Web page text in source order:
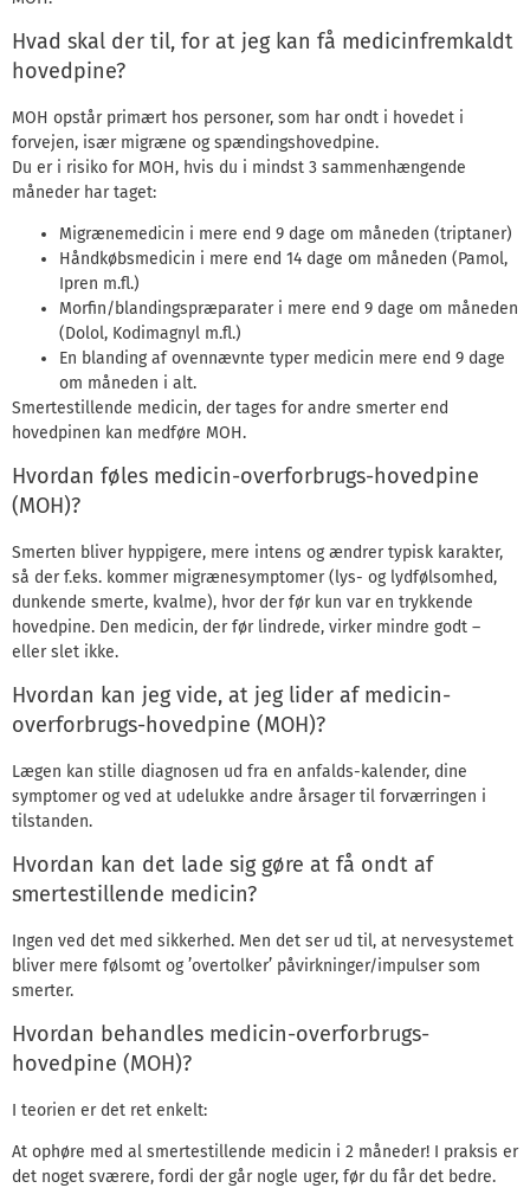
Hvad skal der til, for at jeg kan få medicinfremkaldt
hovedpine?
MOH opstår primært hos personer, som har ondt i hovedet i
forvejen, især migræne og spændingshovedpine.
Du er i risiko for MOH, hvis du i mindst 3 sammenhængende
måneder har taget:
Migrænemedicin i mere end 9 dage om måneden (triptaner)
Håndkøbsmedicin i mere end 14 dage om måneden (Pamol,
Ipren m.fl.)
Morfin/blandingspræparater i mere end 9 dage om måneden
(Dolol, Kodimagnyl m.fl.)
En blanding af ovennævnte typer medicin mere end 9 dage
om måneden i alt.
Smertestillende medicin, der tages for andre smerter end
hovedpinen kan medføre MOH.
Hvordan føles medicin-overforbrugs-hovedpine
(MOH)?
Smerten bliver hyppigere, mere intens og ændrer typisk karakter,
så der f.eks. kommer migrænesymptomer (lys- og lydfølsomhed,
dunkende smerte, kvalme), hvor der før kun var en trykkende
hovedpine. Den medicin, der før lindrede, virker mindre godt –
eller slet ikke.
Hvordan kan jeg vide, at jeg lider af medicin-
overforbrugs-hovedpine (MOH)?
Lægen kan stille diagnosen ud fra en anfalds-kalender, dine
symptomer og ved at udelukke andre årsager til forværringen i
tilstanden.
Hvordan kan det lade sig gøre at få ondt af
smertestillende medicin?
Ingen ved det med sikkerhed. Men det ser ud til, at nervesystemet
bliver mere følsomt og ’overtolker’ påvirkninger/impulser som
smerter.
Hvordan behandles medicin-overforbrugs-
hovedpine (MOH)?
I teorien er det ret enkelt:
At ophøre med al smertestillende medicin i 2 måneder! I praksis er
det noget sværere, fordi der går nogle uger, før du får det bedre.